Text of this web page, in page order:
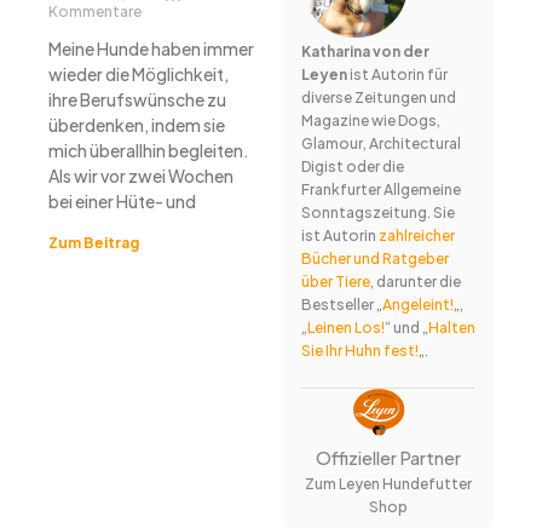
Kommentare
Meine Hunde haben immer
wieder die Möglichkeit,
ihre Berufswünsche zu
überdenken, indem sie
mich überallhin begleiten.
Als wir vor zwei Wochen
bei einer Hüte- und
Zum Beitrag
Katharina von der
Leyenist Autorin für
diverse Zeitungen und
Magazine wie Dogs,
Glamour, Architectural
Digist oder die
Frankfurter Allgemeine
Sonntagszeitung. Sie
ist Autorin zahlreicher
Bücher und Ratgeber
über Tiere, darunter die
Bestseller „Angeleint!„,
„Leinen Los!“ und „Halten
Sie Ihr Huhn fest!„.
Offizieller Partner
Zum Leyen Hundefutter
Shop